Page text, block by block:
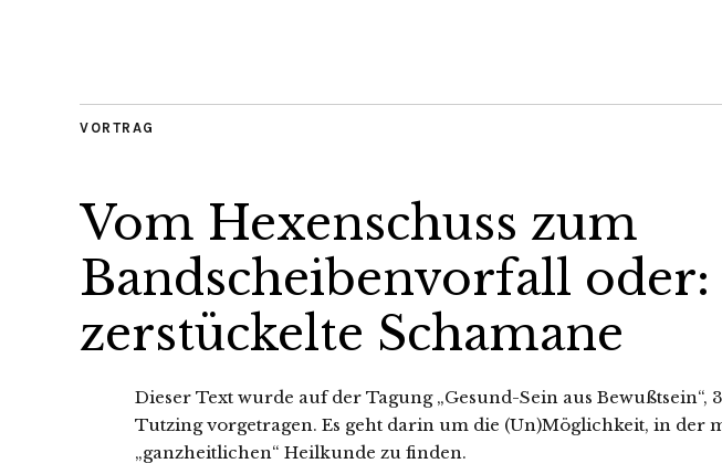
VORTRAG
Vom Hexenschuss zum
Bandscheibenvorfall
zerstückelte Schamane
Dieser Text wurde auf der Tagung „Gesund-Sein aus
Tutzing vorgetragen. Es geht darin um die (Un)Möglichkeit, in der
„ganzheitlichen“ Heilkunde zu finden.